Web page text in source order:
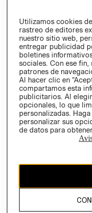
Uruguay ($U)
El contenido de esta
propiedad de H&M Hennes
Utilizamos cookies
rastreo de editores
nuestro sitio web,
entregar publicidad
boletines
sociales. Con ese
patrones de
Al hacer clic en
compartamos esta
publicitarios. Al
opcionales, lo que
personalizadas.
personalizar sus
de datos para